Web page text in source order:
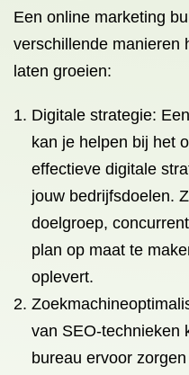
Een online marketing
verschillende manieren
laten groeien:
Digitale strategie:
kan je helpen bij het
effectieve digitale
jouw bedrijfsdoelen.
doelgroep,
plan op maat te
oplevert.
van SEO-technieken
bureau ervoor